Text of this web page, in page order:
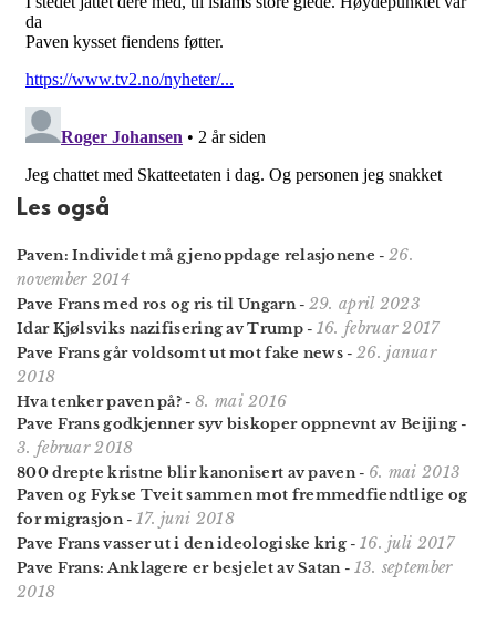
Les også
Paven: Individet må gjenoppdage relasjonene - 26.
november 2014
Pave Frans med ros og ris til Ungarn- 29. april 2023
Idar Kjølsviks nazifisering av Trump- 16. februar 2017
Pave Frans går voldsomt ut mot fake news - 26. januar
2018
Hva tenker paven på? - 8. mai 2016
Pave Frans godkjenner syv biskoper oppnevnt av Beijing -
3. februar 2018
800 drepte kristne blir kanonisert av paven- 6. mai 2013
Paven og Fykse Tveit sammen mot fremmedfiendtlige og
for migrasjon- 17. juni 2018
Pave Frans vasser ut i den ideologiske krig- 16. juli 2017
Pave Frans: Anklagere er besjelet av Satan - 13. september
2018